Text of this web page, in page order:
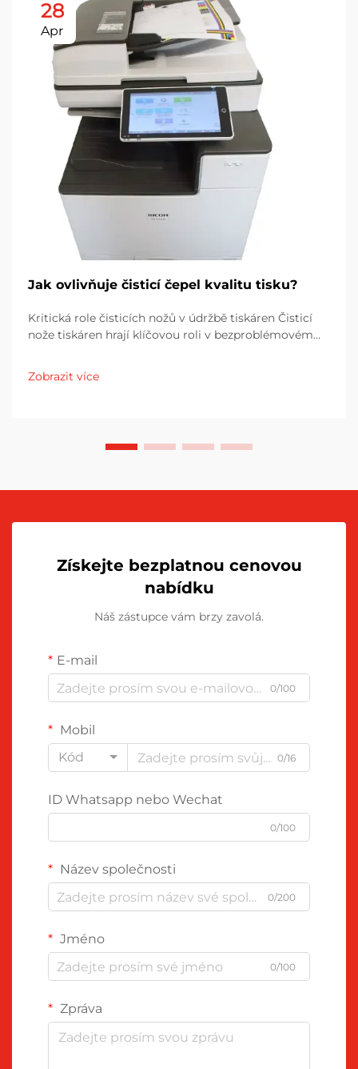
28
Apr
Jak ovlivňuje čisticí čepel kvalitu tisku?
Kritická role čisticích nožů v údržbě tiskáren Čisticí
nože tiskáren hrají klíčovou roli v bezproblémovém
obrazových bubínků. Bez nich se toner postupně
hromadí a začíná ovlivňovat...
Zobrazit více
Získejte bezplatnou cenovou
nabídku
Náš zástupce vám brzy zavolá.
E-mail
0/100
Mobil
Kód
0/16
ID Whatsapp nebo Wechat
0/100
Název společnosti
0/200
Jméno
0/100
Zpráva